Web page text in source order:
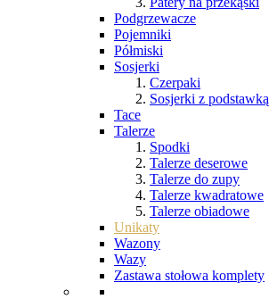
Podgrzewacze
Pojemniki
Półmiski
Sosjerki
Czerpaki
Sosjerki z podstawką
Tace
Talerze
Spodki
Talerze deserowe
Talerze do zupy
Talerze kwadratowe
Talerze obiadowe
Unikaty
Wazony
Wazy
Zastawa stołowa komplety